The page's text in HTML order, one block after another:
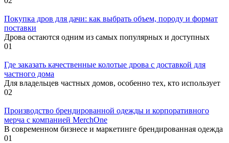
Покупка дров для дачи: как выбрать объем, породу и формат
поставки
Дрова остаются одним из самых популярных и доступных
01
Где заказать качественные колотые дрова с доставкой для
частного дома
Для владельцев частных домов, особенно тех, кто использует
02
Производство брендированной одежды и корпоративного
мерча с компанией MerchOne
В современном бизнесе и маркетинге брендированная одежда
01